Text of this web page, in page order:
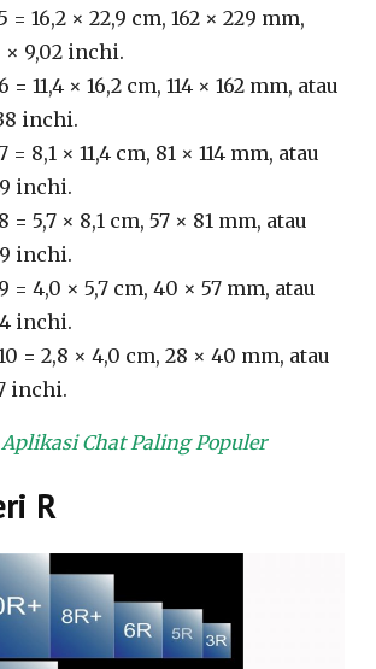
= 16,2 × 22,9 cm, 162 × 229 mm,
× 9,02 inchi.
= 11,4 × 16,2 cm, 114 × 162 mm, atau
inchi.
= 8,1 × 11,4 cm, 81 × 114 mm, atau
inchi.
= 5,7 × 8,1 cm, 57 × 81 mm, atau
inchi.
= 4,0 × 5,7 cm, 40 × 57 mm, atau
inchi.
= 2,8 × 4,0 cm, 28 × 40 mm, atau
inchi.
Aplikasi Chat Paling Populer
R